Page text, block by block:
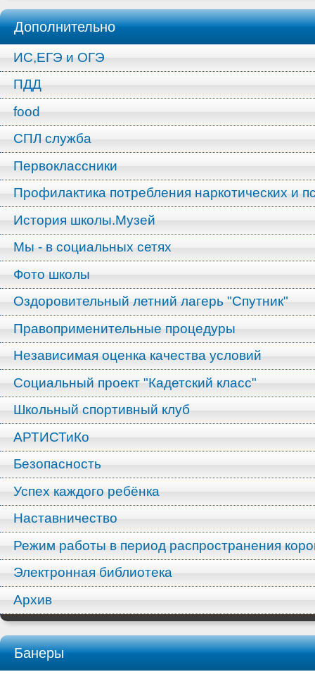
Дополнительно
ИС,ЕГЭ и ОГЭ
ПДД
food
СПЛ служба
Первоклассники
Профилактика потребления наркотических и
История школы.Музей
Мы - в социальных сетях
Фото школы
Оздоровительный летний лагерь "Спутник"
Правоприменительные процедуры
Независимая оценка качества условий
Социальный проект "Кадетский класс"
Школьный спортивный клуб
АРТИСТиКо
Безопасность
Успех каждого ребёнка
Наставничество
Режим работы в период распространения
Электронная библиотека
Архив
Банеры